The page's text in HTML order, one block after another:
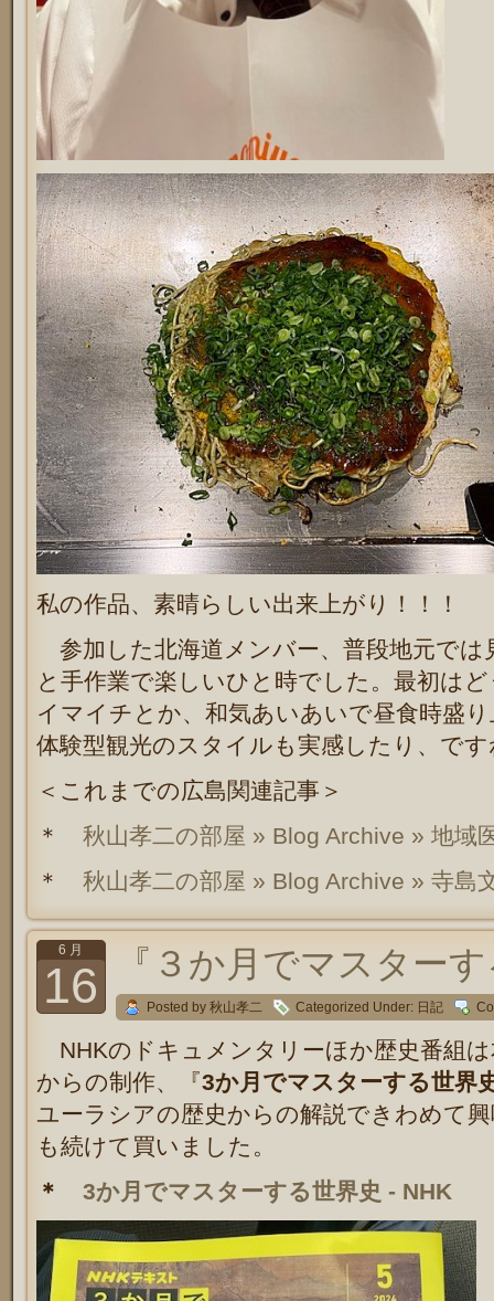
私の作品、素晴らしい出来上がり！！！
参加した北海道メンバー、普段地元では
と手作業で楽しいひと時でした。最初は
イマイチとか、和気あいあいで昼食時盛
体験型観光のスタイルも実感したり、です
＜これまでの広島関連記事＞
＊ 秋山孝二の部屋 » Blog Archive » 地域
＊ 秋山孝二の部屋 » Blog Archive » 寺島
6 月
16 『３か月でマスター
Posted by 秋山孝二 Categorized Under: 日記
NHKのドキュメンタリーほか歴史番組
からの制作、『3か月でマスターする世界
ユーラシアの歴史からの解説できわめて
も続けて買いました。
＊ 3か月でマスターする世界史 - NHK